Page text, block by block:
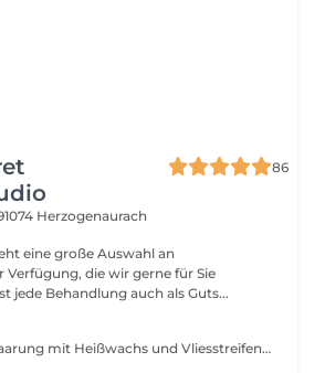
86
Herzogenaurach
eine große Auswahl an
die wir gerne für Sie
ist jede Behandlung auch als Guts...
Wir führen die Enthaarung mit Heißwachs und Vliesstreifen durch